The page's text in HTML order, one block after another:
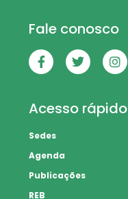
Fale conosco
Acesso rápido
Sedes
Agenda
Publicações
REB